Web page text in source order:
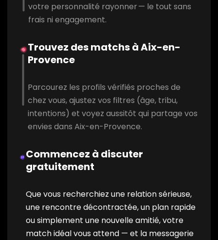
votre personnalité rayonner — le tout sans
frais ni engagement.
Trouvez des matchs à Aix-en-
Provence
Parcourez les profils vérifiés proches de
chez vous, ajustez vos filtres (âge, tribu,
intentions) et voyez aussitôt qui partage vos
envies dans Aix-en-Provence.
Commencez à discuter
gratuitement
Que vous recherchiez une relation sérieuse,
une rencontre décontractée, un plan rapide
ou simplement une nouvelle amitié, votre
match idéal vous attend — et la messagerie